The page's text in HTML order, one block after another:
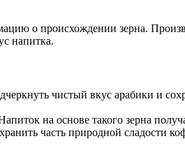
о происхождении зерна.
напитка.
чистый вкус арабики и
на основе такого зерна
часть природной сладости